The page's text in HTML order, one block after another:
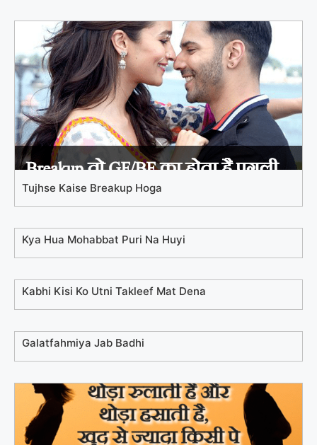
Tujhse Kaise Breakup Hoga
Kya Hua Mohabbat Puri Na Huyi
Kabhi Kisi Ko Utni Takleef Mat Dena
Galatfahmiya Jab Badhi